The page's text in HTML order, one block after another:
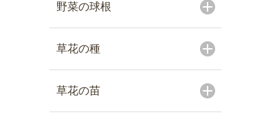
野菜の球根
草花の種
草花の苗